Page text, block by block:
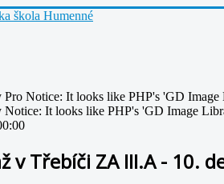
Notice: It looks like PHP's 'GD
Notice: It looks like PHP's 'GD Image
v Třebíči ZA III.A - 10.